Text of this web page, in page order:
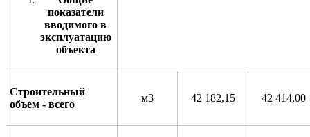
показатели
вводимого в
эксплуатацию
объекта
Строительный
объем - всего
м3 42 182,15 42 414,00